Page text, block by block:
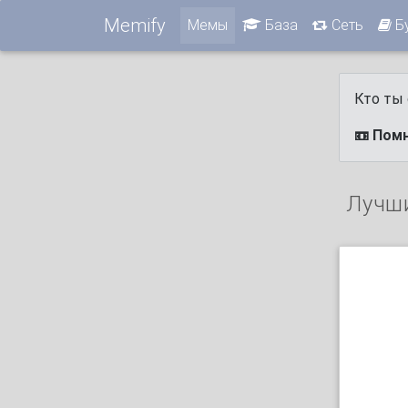
Memify Мемы База Сеть
Кто ты
📼